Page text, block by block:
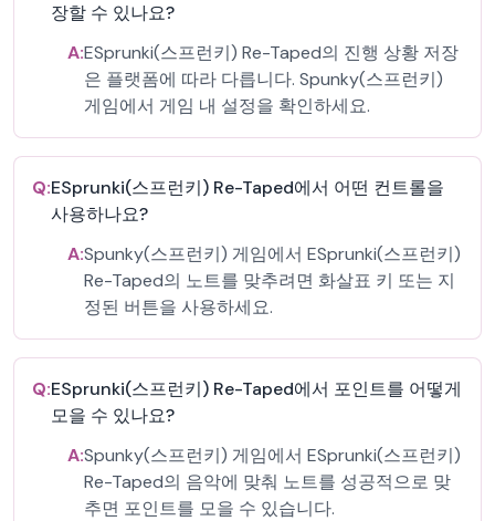
장할 수 있나요?
A:ESprunki(스프런키) Re-Taped의 진행 상황 저장
은 플랫폼에 따라 다릅니다. Spunky(스프런키)
게임에서 게임 내 설정을 확인하세요.
Q:ESprunki(스프런키) Re-Taped에서 어떤 컨트롤을
사용하나요?
A:Spunky(스프런키) 게임에서 ESprunki(스프런키)
Re-Taped의 노트를 맞추려면 화살표 키 또는 지
정된 버튼을 사용하세요.
Q:ESprunki(스프런키) Re-Taped에서 포인트를 어떻게
모을 수 있나요?
A:Spunky(스프런키) 게임에서 ESprunki(스프런키)
Re-Taped의 음악에 맞춰 노트를 성공적으로 맞
추면 포인트를 모을 수 있습니다.